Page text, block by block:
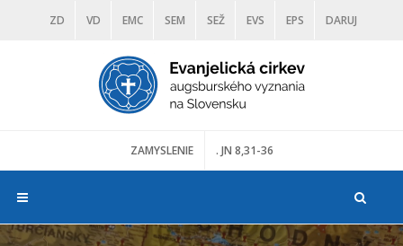
ZD VD EMC SEM SEŽ EVS EPS DARUJ
DIAKONIA ŠKOLY TRANOSCIUS
ZAMYSLENIE . JN 8,31-36